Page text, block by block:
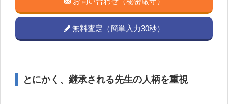
無料査定（簡単入力30秒）
とにかく、継承される先生の人柄を重視